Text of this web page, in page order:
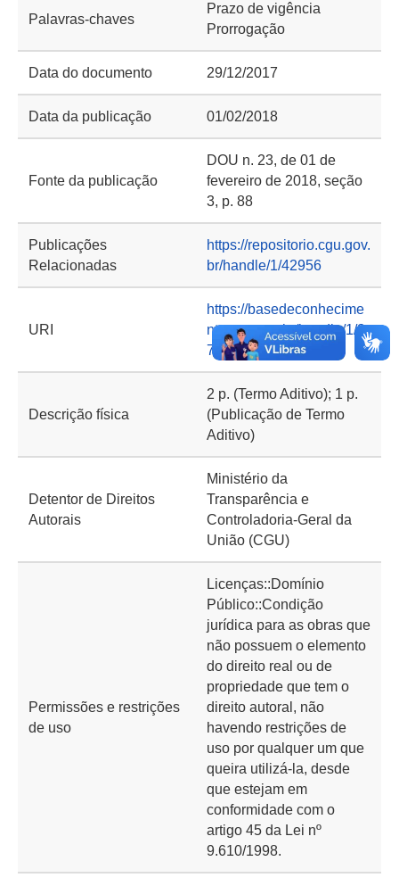
Palavras-chaves
Prazo de vigência
Prorrogação
Data do documento 29/12/2017
Data da publicação 01/02/2018
Fonte da publicação
DOU n. 23, de 01 de
fevereiro de 2018, seção
3, p. 88
Publicações
Relacionadas
https://repositorio.cgu.gov.
br/handle/1/42956
URI
https://basedeconhecime
nto.cgu.gov.br/handle/1/3
755
Descrição física
2 p. (Termo Aditivo); 1 p.
(Publicação de Termo
Aditivo)
Detentor de Direitos
Autorais
Ministério da
Transparência e
Controladoria-Geral da
União (CGU)
Permissões e restrições
de uso
Licenças::Domínio
Público::Condição
jurídica para as obras que
não possuem o elemento
do direito real ou de
propriedade que tem o
direito autoral, não
havendo restrições de
uso por qualquer um que
queira utilizá-la, desde
que estejam em
conformidade com o
artigo 45 da Lei nº
9.610/1998.